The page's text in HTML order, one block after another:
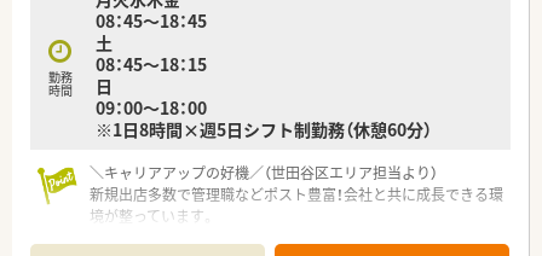
勤における身体的な負担をなるべく軽減させたい方におすすめ
です。
■新しい挑戦を続ける法人のもとで、幅広い科目の処方箋に対応
しながら薬剤師としての専門性をしっかりと磨いていきたい方
です。
勤務
時間
08：45～18：45
土
08：45～18：15
日
09：00～18：00
※1日8時間×週5日シフト制勤務（休憩60分）
＼キャリアアップの好機／（世田谷区エリア担当より）
新規出店多数で管理職などポスト豊富！会社と共に成長できる環
境が整っています。